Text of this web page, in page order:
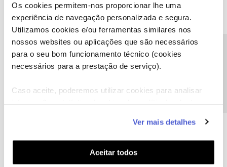
Os cookies permitem-nos proporcionar lhe uma
experiência de navegação personalizada e segura.
Utilizamos cookies e/ou ferramentas similares nos
nossos websites ou aplicações que são necessários
para o seu bom funcionamento técnico (cookies
necessários para a prestação de serviço).
Caso aceite, poderemos utilizar cookies para analisar
funcionalidades (cookies de personalização e
funcionalidade) e adaptar anúncios aos seus interesses
(cookies de publicidade personalizada). Pode gerir a
utilização dos cookies clicando em "Configurar
Ver mais detalhes
Aceitar todos
Descubra as novidades de julho
Hall of Fame de julho